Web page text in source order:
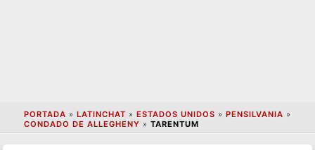
PORTADA » LATINCHAT » ESTADOS UNIDOS » PENSILVANIA »
CONDADO DE ALLEGHENY » TARENTUM